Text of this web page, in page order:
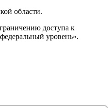
области.
доступа к
уровень».